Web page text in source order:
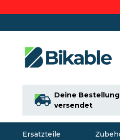
Deine
versendet
Ersatzteile